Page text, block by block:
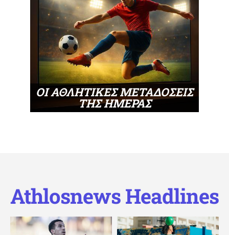
ΟΙ ΑΘΛΗΤΙΚΕΣ ΜΕΤΑΔΟΣΕΙΣ
ΤΗΣ ΗΜΕΡΑΣ
Athlosnews Headlines